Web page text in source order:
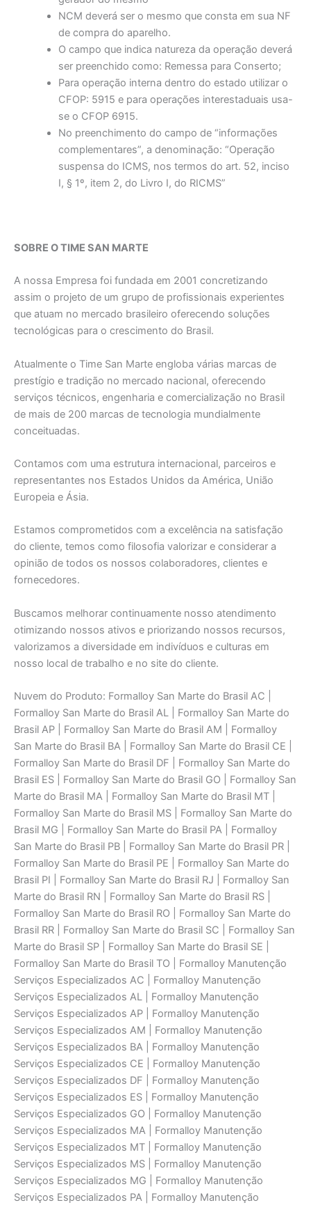
NCM deverá ser o mesmo que consta em sua NF
de compra do aparelho.
O campo que indica natureza da operação deverá
ser preenchido como: Remessa para Conserto;
Para operação interna dentro do estado utilizar o
CFOP: 5915 e para operações interestaduais usa-
se o CFOP 6915.
No preenchimento do campo de “informações
complementares”, a denominação: “Operação
suspensa do ICMS, nos termos do art. 52, inciso
I, § 1º, item 2, do Livro I, do RICMS”
SOBRE O TIME SAN MARTE
A nossa Empresa foi fundada em 2001 concretizando
assim o projeto de um grupo de profissionais experientes
que atuam no mercado brasileiro oferecendo soluções
tecnológicas para o crescimento do Brasil.
Atualmente o Time San Marte engloba várias marcas de
prestígio e tradição no mercado nacional, oferecendo
serviços técnicos, engenharia e comercialização no Brasil
de mais de 200 marcas de tecnologia mundialmente
conceituadas.
Contamos com uma estrutura internacional, parceiros e
representantes nos Estados Unidos da América, União
Europeia e Ásia.
Estamos comprometidos com a excelência na satisfação
do cliente, temos como filosofia valorizar e considerar a
opinião de todos os nossos colaboradores, clientes e
fornecedores.
Buscamos melhorar continuamente nosso atendimento
otimizando nossos ativos e priorizando nossos recursos,
valorizamos a diversidade em indivíduos e culturas em
nosso local de trabalho e no site do cliente.
Nuvem do Produto: Formalloy San Marte do Brasil AC |
Formalloy San Marte do Brasil AL | Formalloy San Marte do
Brasil AP | Formalloy San Marte do Brasil AM | Formalloy
San Marte do Brasil BA | Formalloy San Marte do Brasil CE |
Formalloy San Marte do Brasil DF | Formalloy San Marte do
Brasil ES | Formalloy San Marte do Brasil GO | Formalloy San
Marte do Brasil MA | Formalloy San Marte do Brasil MT |
Formalloy San Marte do Brasil MS | Formalloy San Marte do
Brasil MG | Formalloy San Marte do Brasil PA | Formalloy
San Marte do Brasil PB | Formalloy San Marte do Brasil PR |
Formalloy San Marte do Brasil PE | Formalloy San Marte do
Brasil PI | Formalloy San Marte do Brasil RJ | Formalloy San
Marte do Brasil RN | Formalloy San Marte do Brasil RS |
Formalloy San Marte do Brasil RO | Formalloy San Marte do
Brasil RR | Formalloy San Marte do Brasil SC | Formalloy San
Marte do Brasil SP | Formalloy San Marte do Brasil SE |
Formalloy San Marte do Brasil TO | Formalloy Manutenção
Serviços Especializados AC | Formalloy Manutenção
Serviços Especializados AL | Formalloy Manutenção
Serviços Especializados AP | Formalloy Manutenção
Serviços Especializados AM | Formalloy Manutenção
Serviços Especializados BA | Formalloy Manutenção
Serviços Especializados CE | Formalloy Manutenção
Serviços Especializados DF | Formalloy Manutenção
Serviços Especializados ES | Formalloy Manutenção
Serviços Especializados GO | Formalloy Manutenção
Serviços Especializados MA | Formalloy Manutenção
Serviços Especializados MT | Formalloy Manutenção
Serviços Especializados MS | Formalloy Manutenção
Serviços Especializados MG | Formalloy Manutenção
Serviços Especializados PA | Formalloy Manutenção